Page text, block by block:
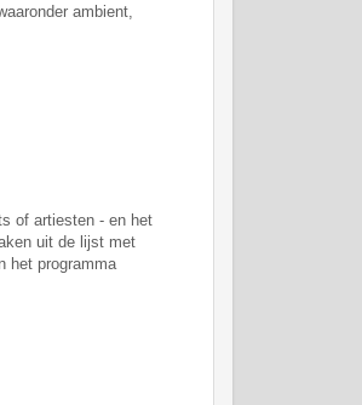
ambient,
of artiesten - en het
uit de lijst met
het programma